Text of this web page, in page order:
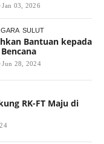
Jan 03, 2026
SULUT
Bantuan kepada
Jun 28, 2024
RK-FT Maju di